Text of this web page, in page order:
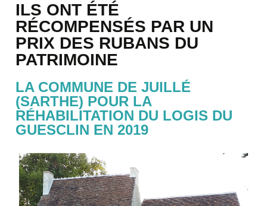
ILS ONT ÉTÉ
RÉCOMPENSÉS PAR UN
PRIX DES RUBANS DU
PATRIMOINE
LA COMMUNE DE JUILLÉ
(SARTHE) POUR LA
RÉHABILITATION DU LOGIS DU
GUESCLIN EN 2019